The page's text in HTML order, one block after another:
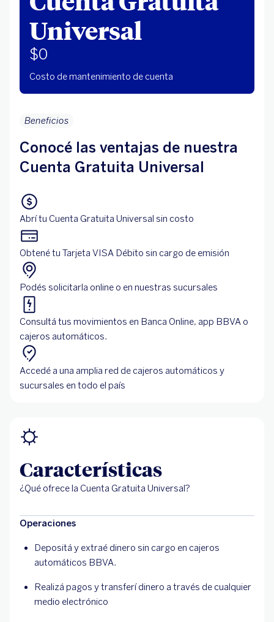
Universal
$0
Costo de mantenimiento de cuenta
Beneficios
Conocé las ventajas de nuestra
Cuenta Gratuita Universal
Abrí tu Cuenta Gratuita Universal sin costo
Obtené tu Tarjeta VISA Débito sin cargo de emisión
Podés solicitarla online o en nuestras sucursales
Consultá tus movimientos en Banca Online, app BBVA o
cajeros automáticos.
Accedé a una amplia red de cajeros automáticos y
sucursales en todo el país
Características
¿Qué ofrece la Cuenta Gratuita Universal?
Operaciones
Depositá y extraé dinero sin cargo en cajeros
automáticos BBVA.
Realizá pagos y transferí dinero a través de cualquier
medio electrónico